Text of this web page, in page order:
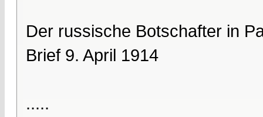
Der russische Botschafter in
Brief 9. April 1914
.....